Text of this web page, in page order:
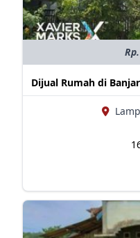
Dijual Rumah di